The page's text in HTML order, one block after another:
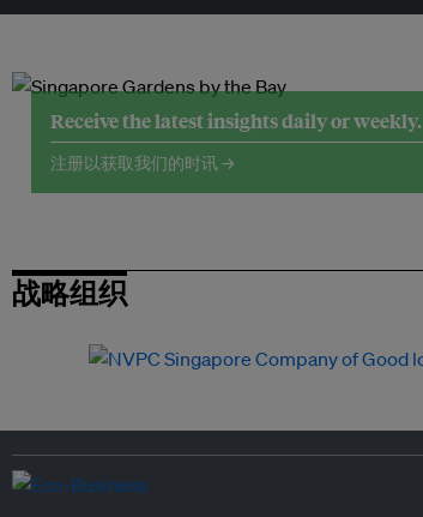
Receive the latest insights daily or weekly.
注册以获取我们的时讯 →
战略组织